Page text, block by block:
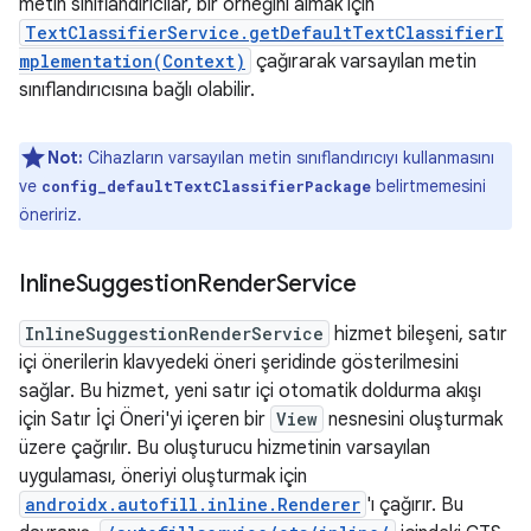
metin sınıflandırıcılar, bir örneğini almak için
TextClassifierService.getDefaultTextClassifierI
mplementation(Context) çağırarak varsayılan metin
sınıflandırıcısına bağlı olabilir.
Not: Cihazların varsayılan metin sınıflandırıcıyı kullanmasını
ve config_defaultTextClassifierPackage belirtmemesini
öneririz.
InlineSuggestionRenderService
InlineSuggestionRenderService hizmet bileşeni, satır
içi önerilerin klavyedeki öneri şeridinde gösterilmesini
sağlar. Bu hizmet, yeni satır içi otomatik doldurma akışı
için Satır İçi Öneri'yi içeren bir View nesnesini oluşturmak
üzere çağrılır. Bu oluşturucu hizmetinin varsayılan
uygulaması, öneriyi oluşturmak için
androidx.autofill.inline.Renderer 'ı çağırır. Bu